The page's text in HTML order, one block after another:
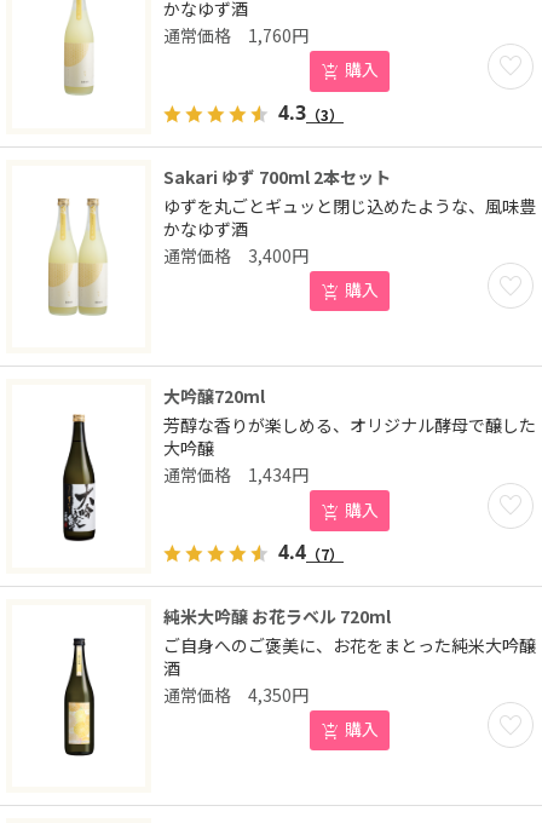
かなゆず酒
お気
1,760円
購入
4.3 （3）
Sakari ゆず 700ml 2本セット
ゆずを丸ごとギュッと閉じ込めたような、風味豊
かなゆず酒
お気
3,400円
購入
大吟醸720ml
芳醇な香りが楽しめる、オリジナル酵母で醸した
大吟醸
お気
1,434円
購入
4.4 （7）
純米大吟醸 お花ラベル 720ml
ご自身へのご褒美に、お花をまとった純米大吟醸
酒
お気
4,350円
購入